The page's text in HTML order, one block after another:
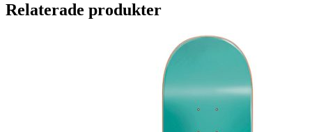
Relaterade produkter